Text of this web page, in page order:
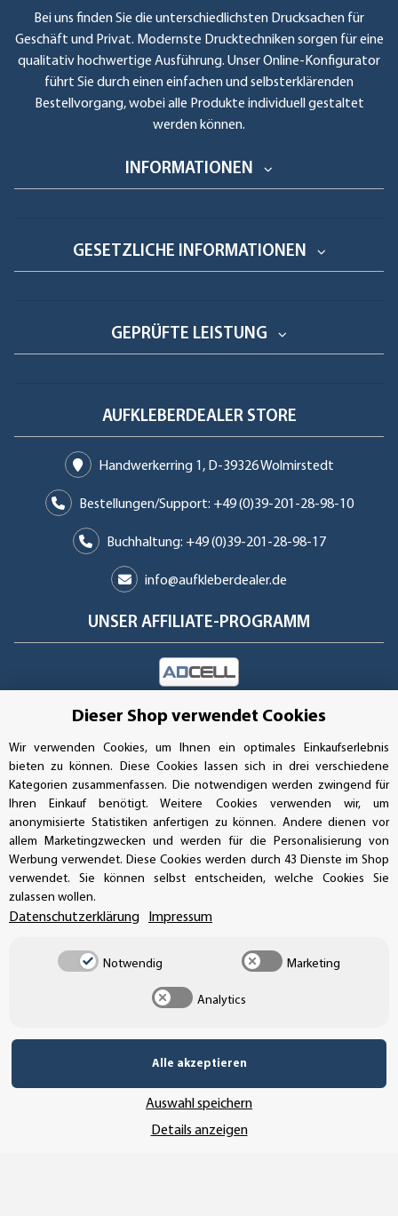
Bei uns finden Sie die unterschiedlichsten Drucksachen für
Geschäft und Privat. Modernste Drucktechniken sorgen für eine
qualitativ hochwertige Ausführung. Unser Online-Konfigurator
führt Sie durch einen einfachen und selbsterklärenden
Bestellvorgang, wobei alle Produkte individuell gestaltet
werden können.
INFORMATIONEN
GESETZLICHE INFORMATIONEN
GEPRÜFTE LEISTUNG
AUFKLEBERDEALER STORE
Handwerkerring 1, D-39326 Wolmirstedt
Bestellungen/Support: +49 (0)39-201-28-98-10
Buchhaltung: +49 (0)39-201-28-98-17
info@aufkleberdealer.de
UNSER AFFILIATE-PROGRAMM
UNSERE ZAHLUNGSARTEN*
SSL-Verschlüsselung
UNSER VERSANDDIENSTLEISTER
Dieser Shop verwendet Cookies
Wir verwenden Cookies, um Ihnen ein optimales Einkaufserlebnis
bieten zu können. Diese Cookies lassen sich in drei verschiedene
Kategorien zusammenfassen. Die notwendigen werden zwingend für
Ihren Einkauf benötigt. Weitere Cookies verwenden wir, um
anonymisierte Statistiken anfertigen zu können. Andere dienen vor
allem Marketingzwecken und werden für die Personalisierung von
Werbung verwendet. Diese Cookies werden durch 43 Dienste im Shop
verwendet. Sie können selbst entscheiden, welche Cookies Sie
zulassen wollen.
Datenschutzerklärung Impressum
Notwendig Marketing
Analytics
Alle akzeptieren
Auswahl speichern
Details anzeigen